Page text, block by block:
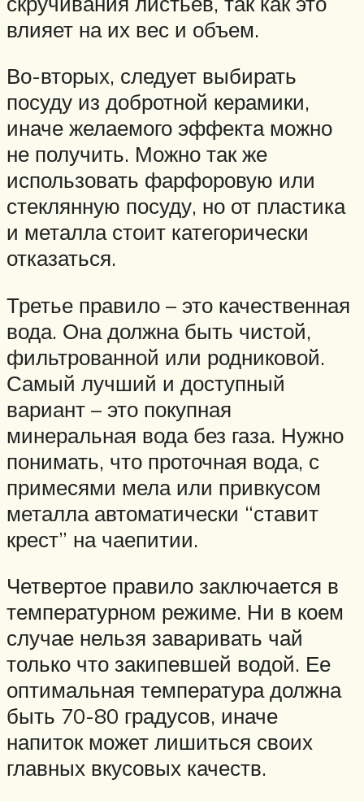
влияет на их вес и объем.
Во-вторых, следует выбирать
посуду из добротной керамики,
иначе желаемого эффекта можно
не получить. Можно так же
использовать фарфоровую или
стеклянную посуду, но от пластика
и металла стоит категорически
отказаться.
Третье правило – это качественная
вода. Она должна быть чистой,
фильтрованной или родниковой.
Самый лучший и доступный
вариант – это покупная
минеральная вода без газа. Нужно
понимать, что проточная вода, с
примесями мела или привкусом
металла автоматически “ставит
крест” на чаепитии.
Четвертое правило заключается в
температурном режиме. Ни в коем
случае нельзя заваривать чай
только что закипевшей водой. Ее
оптимальная температура должна
быть 70-80 градусов, иначе
напиток может лишиться своих
главных вкусовых качеств.